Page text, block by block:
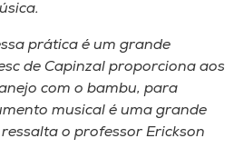
prática é um grande
de Capinzal proporciona aos
com o bambu, para
musical é uma grande
o professor Erickson